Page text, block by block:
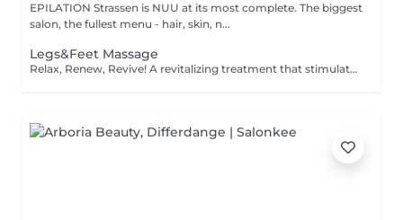
EPILATION Strassen is NUU at its most complete. The biggest
salon, the fullest menu - hair, skin, n...
Legs&Feet Massage
Relax, Renew, Revive! A revitalizing treatment that stimulates circulation, reduces fluid retention, and relieves muscle fatigue. Ideal for clients who spend long hours standing, exercising, or traveling. Light or firm pressure can be tailored to your needs. Age restrictions: there are no age restrictions for this procedure. Post procedure recommendations: do not do sport and any sharp movements for 2-3 hours after the procedure. Frequency: 1-2 times per week, 10 times in total. Repeat once in 3-6 months.